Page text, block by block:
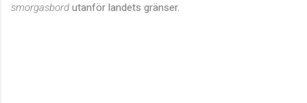
smorgasbord utanför landets gränser.